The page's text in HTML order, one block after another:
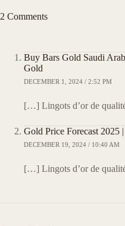
2 Comments
Buy Bars Gold Saudi
Gold
DECEMBER 1, 2024 / 2:52 PM
[…] Lingots d’or de
Gold Price Forecast 2025
DECEMBER 19, 2024 / 10:40 AM
[…] Lingots d’or de